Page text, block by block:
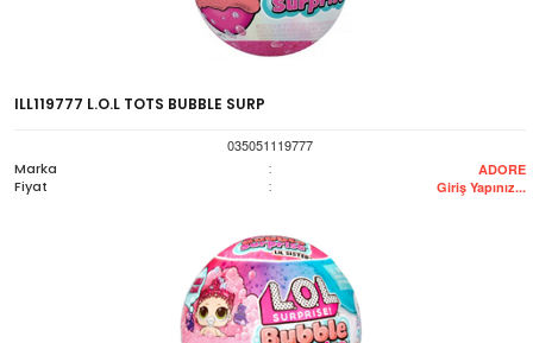
ILL119777 L.O.L TOTS BUBBLE SURP
035051119777
Marka
: ADORE
Fiyat : Giriş Yapınız...